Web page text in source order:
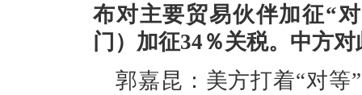
布对主要贸易伙伴加征“
门）加征34％关税。中方
郭嘉昆：美方打着“对等